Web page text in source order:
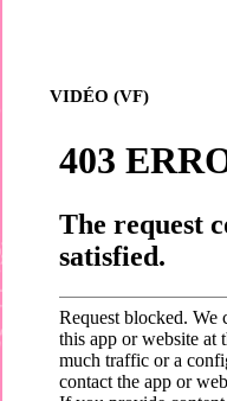
VIDÉO (VF)